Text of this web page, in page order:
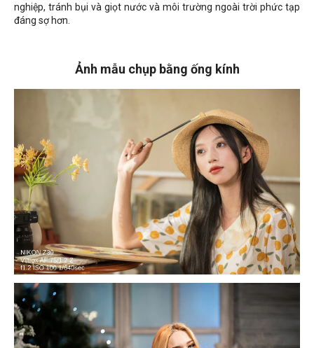
nghiệp, tránh bụi và giọt nước và môi trường ngoài trời phức tạp
đáng sợ hơn.
Ảnh mẫu chụp bằng ống kính